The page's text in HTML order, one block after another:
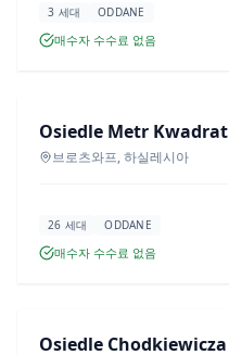
3 세대 ODDANE
매수자 수수료 없음
신규 분양
Osiedle Metr Kwadrat
브로츠와프, 하실레시아
26 세대 ODDANE
매수자 수수료 없음
신규 분양
Osiedle Chodkiewicza